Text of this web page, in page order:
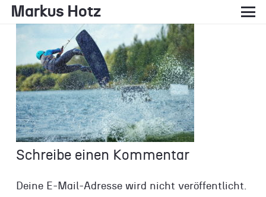
Markus Hotz
Schreibe einen Kommentar
Deine E-Mail-Adresse wird nicht veröffentlicht.